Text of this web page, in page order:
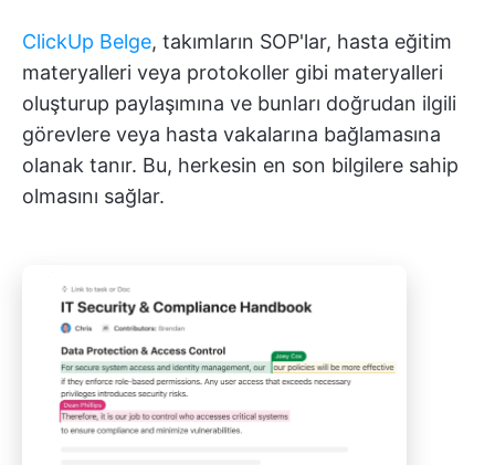
ClickUp Belge, takımların SOP'lar, hasta eğitim
materyalleri veya protokoller gibi materyalleri
oluşturup paylaşımına ve bunları doğrudan ilgili
görevlere veya hasta vakalarına bağlamasına
olanak tanır. Bu, herkesin en son bilgilere sahip
olmasını sağlar.